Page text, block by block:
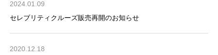
2024.01.09
セレブリティクルーズ販売再開のお知らせ
2020.12.18